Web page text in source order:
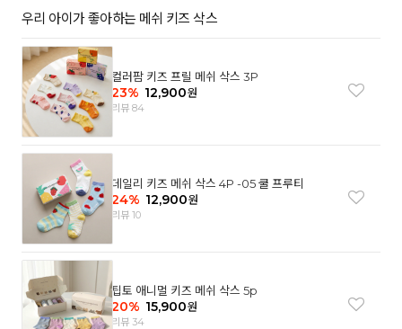
우리 아이가 좋아하는 메쉬 키즈 삭스
컬러팜 키즈 프릴 메쉬 삭스 3P
23% 12,900원
리뷰 84
데일리 키즈 메쉬 삭스 4P -05 쿨 프루티
24% 12,900원
리뷰 10
팁토 애니멀 키즈 메쉬 삭스 5p
20% 15,900원
리뷰 34